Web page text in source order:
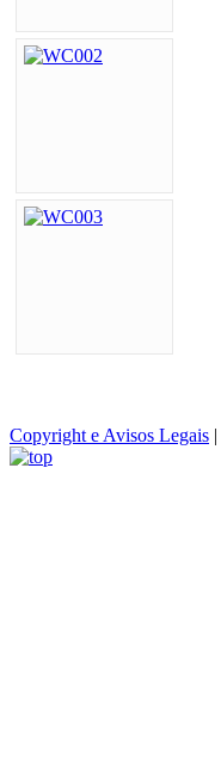
Copyright e Avisos Legais |